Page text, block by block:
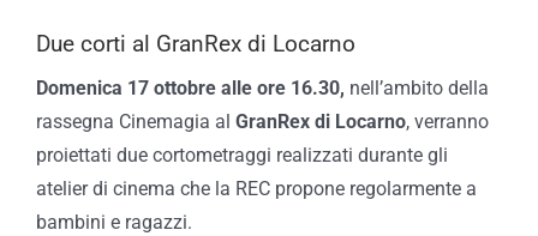
Due corti al GranRex di Locarno
Domenica 17 ottobre alle ore 16.30, nell’ambito della
rassegna Cinemagia al GranRex di Locarno, verranno
proiettati due cortometraggi realizzati durante gli
atelier di cinema che la REC propone regolarmente a
bambini e ragazzi.